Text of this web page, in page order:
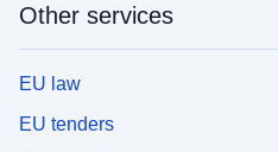
Other services
EU law
EU tenders